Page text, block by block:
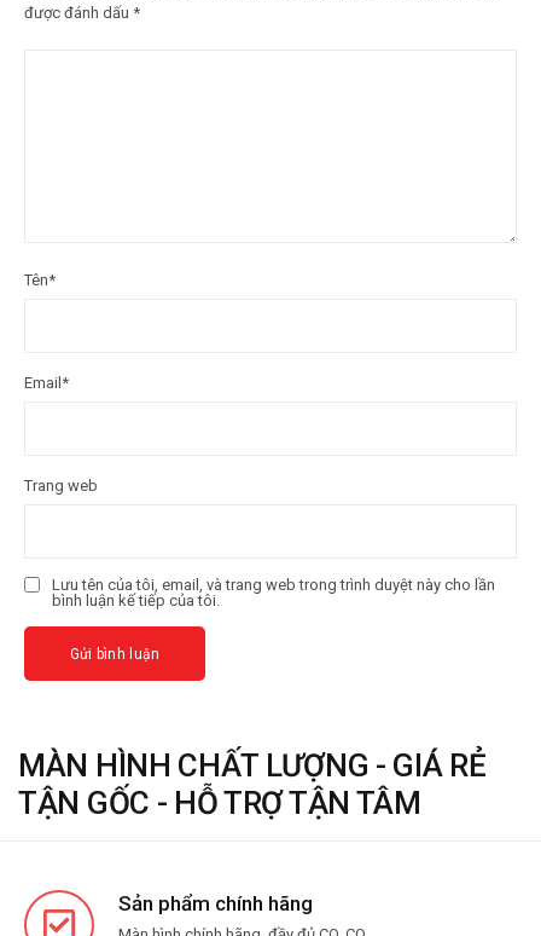
được đánh dấu *
Tên*
Email *
Trang web
Lưu tên của tôi, email, và trang web trong trình duyệt này cho lần
bình luận kế tiếp của tôi.
MÀN HÌNH CHẤT LƯỢNG - GIÁ RẺ
TẬN GỐC - HỖ TRỢ TẬN TÂM
Sản phẩm chính hãng